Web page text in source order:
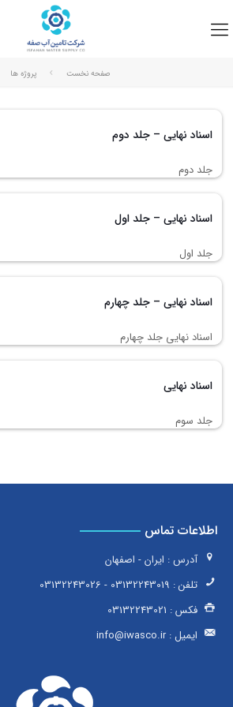
صفحه نخست پروژه ها
اسناد نهایی – جلد دوم
جلد دوم
اسناد نهایی – جلد اول
جلد اول
اسناد نهایی – جلد چهارم
اسناد نهایی جلد چهارم
اسناد نهایی
جلد سوم
اطلاعات تماس
آدرس : ایران - اصفهان
تلفن : 03132243019
-
03132243026
فکس : 03132243021
ایمیل :info@iwasco.ir